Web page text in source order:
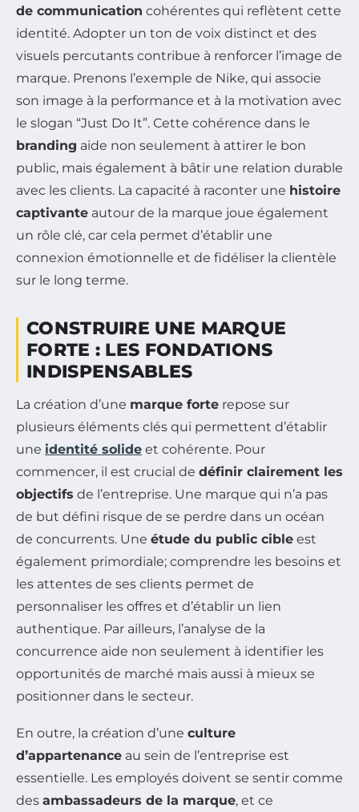
de communication cohérentes qui reflètent cette
identité. Adopter un ton de voix distinct et des
visuels percutants contribue à renforcer l’image de
marque. Prenons l’exemple de Nike, qui associe
son image à la performance et à la motivation avec
le slogan “Just Do It”. Cette cohérence dans le
branding aide non seulement à attirer le bon
public, mais également à bâtir une relation durable
avec les clients. La capacité à raconter une histoire
captivante autour de la marque joue également
un rôle clé, car cela permet d’établir une
connexion émotionnelle et de fidéliser la clientèle
sur le long terme.
CONSTRUIRE UNE MARQUE
FORTE : LES FONDATIONS
INDISPENSABLES
La création d’une marque forte repose sur
plusieurs éléments clés qui permettent d’établir
une identité solide et cohérente. Pour
commencer, il est crucial de définir clairement les
objectifs de l’entreprise. Une marque qui n’a pas
de but défini risque de se perdre dans un océan
de concurrents. Une étude du public cible est
également primordiale; comprendre les besoins et
les attentes de ses clients permet de
personnaliser les offres et d’établir un lien
authentique. Par ailleurs, l’analyse de la
concurrence aide non seulement à identifier les
opportunités de marché mais aussi à mieux se
positionner dans le secteur.
En outre, la création d’une culture
d’appartenance au sein de l’entreprise est
essentielle. Les employés doivent se sentir comme
des ambassadeurs de la marque, et ce